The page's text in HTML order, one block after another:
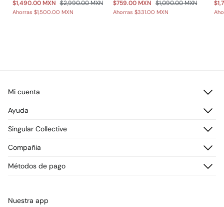
$1,490.00 MXN $2,990.00 MXN
Ahorras $1,500.00 MXN
$759.00 MXN $1,090.00 MXN
Ahorras$331.00 MXN
Mi cuenta
Registrarme
Direcciones de envío
Ayuda
Preguntas frecuentes
Envío
Promociones vigentes
Singular Collective
¡Únete!
Compañia
Tiendas
Métodos de pago
Nuestra app